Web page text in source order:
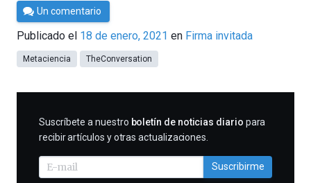
Por
César
Tomé
Un comentario
Publicado el 18 de enero, 2021 en Firma invitada
Metaciencia TheConversation
SUSCRIBIRME
Suscríbete a nuestro boletín de noticias diario para
recibir artículos y otras actualizaciones.
Suscribirme